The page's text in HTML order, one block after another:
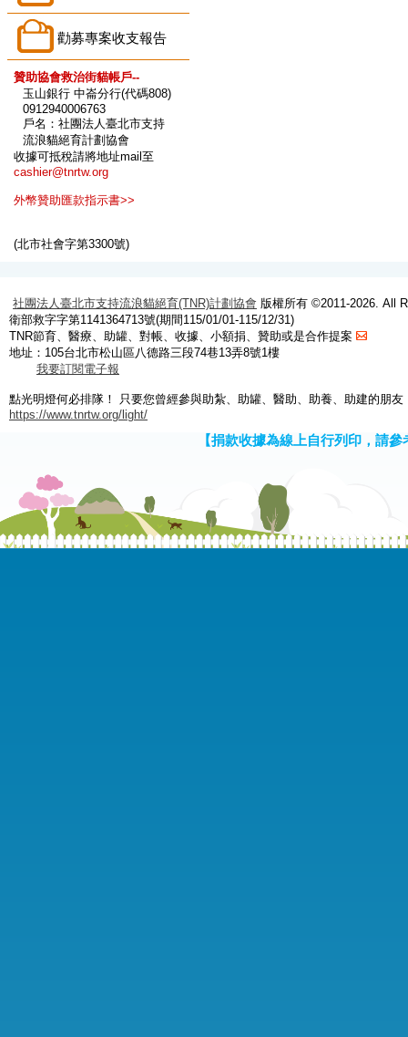
勸募專案收支報告
贊助協會救治街貓帳戶--
玉山銀行 中崙分行(代碼808)
0912940006763
戶名：社團法人臺北市支持
流浪貓絕育計劃協會
收據可抵稅請將地址mail至
cashier@tnrtw.org
外幣贊助匯款指示書>>
(北市社會字第3300號)
社團法人臺北市支持流浪貓絕育(TNR)計劃協會 版權所有 ©2011-2026. All
衛部救字字第1141364713號(期間115/01/01-115/12/31)
TNR節育、醫療、助罐、對帳、收據、小額捐、贊助或是合作提案
地址：105台北市松山區八德路三段74巷13弄8號1樓
我要訂閱電子報
點光明燈何必排隊！ 只要您曾經參與助紮、助罐、醫助、助養、助建的朋
https://www.tnrtw.org/light/
【捐款收據為線上自行列印，請參